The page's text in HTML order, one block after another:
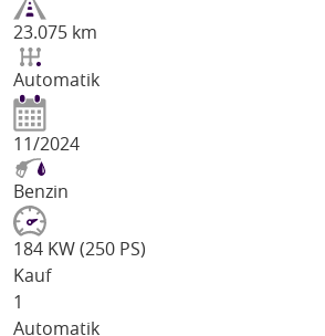
23.075 km
Automatik
11/2024
Benzin
184 KW (250 PS)
Kauf
1
Automatik